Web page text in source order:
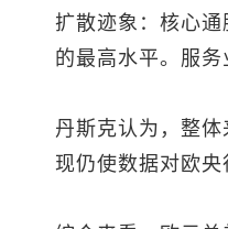
扩散迹象：核心
的最高水平。服
丹斯克认为，整
现仍使数据对欧